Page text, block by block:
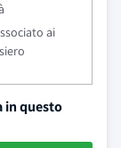
ai
in questo